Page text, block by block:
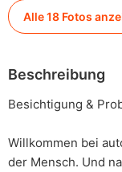
Alle 18 Fotos
Beschreibung
Besichtigung &
Willkommen bei
der Mensch. Und